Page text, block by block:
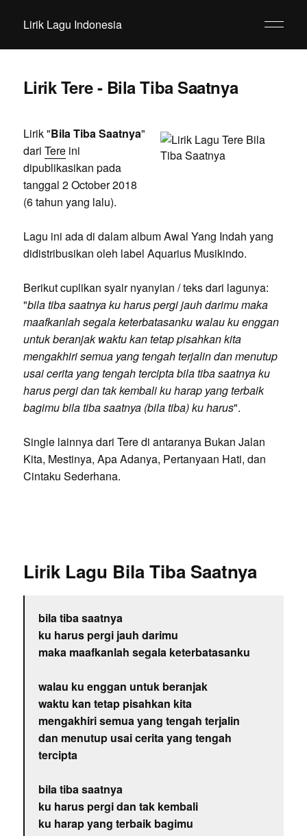
Lirik Lagu Indonesia
Lirik Tere - Bila Tiba Saatnya
Lirik "Bila Tiba Saatnya"
dari Tereini
dipublikasikan pada
tanggal 2 October 2018
(6 tahun yang lalu).
Lagu ini ada di dalam album Awal Yang Indah yang
didistribusikan oleh label Aquarius Musikindo.
Berikut cuplikan syair nyanyian / teks dari lagunya:
"bila tiba saatnya ku harus pergi jauh darimu maka
maafkanlah segala keterbatasanku walau ku enggan
untuk beranjak waktu kan tetap pisahkan kita
mengakhiri semua yang tengah terjalin dan menutup
usai cerita yang tengah tercipta bila tiba saatnya ku
harus pergi dan tak kembali ku harap yang terbaik
bagimu bila tiba saatnya (bila tiba) ku harus".
Single lainnya dari Tere di antaranya Bukan Jalan
Kita, Mestinya, Apa Adanya, Pertanyaan Hati, dan
Cintaku Sederhana.
Lirik Lagu Bila Tiba Saatnya
bila tiba saatnya
ku harus pergi jauh darimu
maka maafkanlah segala keterbatasanku
walau ku enggan untuk beranjak
waktu kan tetap pisahkan kita
mengakhiri semua yang tengah terjalin
dan menutup usai cerita yang tengah
tercipta
bila tiba saatnya
ku harus pergi dan tak kembali
ku harap yang terbaik bagimu